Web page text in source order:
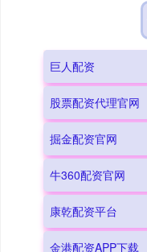
巨人配资
股票配资代理官网
掘金配资官网
牛360配资官网
康乾配资平台
金港配资APP下载